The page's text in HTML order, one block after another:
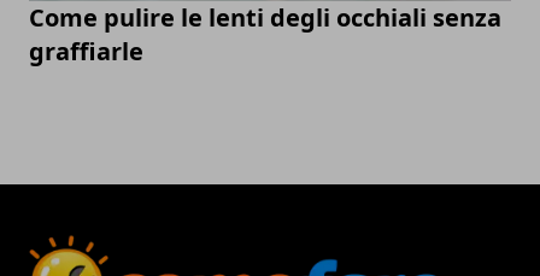
Come pulire le lenti degli occhiali senza
graffiarle